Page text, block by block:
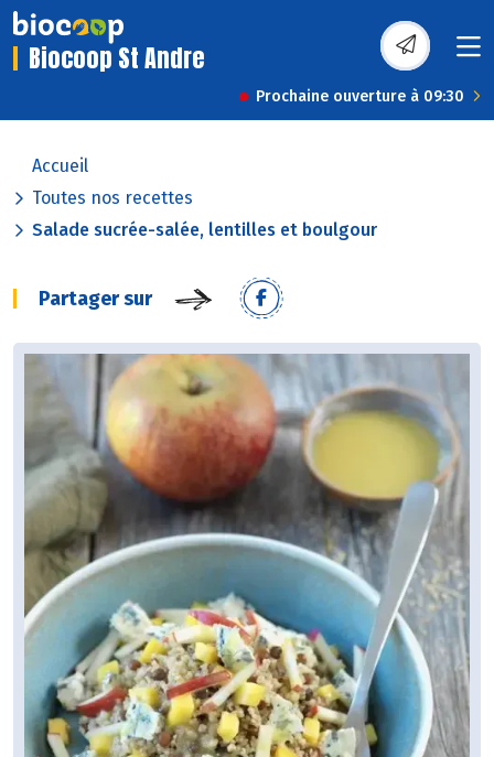
Biocoop St Andre
Prochaine ouverture à 09:30
Accueil
Toutes nos recettes
Salade sucrée-salée, lentilles et boulgour
Partager sur